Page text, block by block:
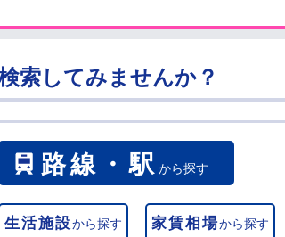
索してみませんか？
路線・駅から探す
生活施設から探す 家賃相場から探す